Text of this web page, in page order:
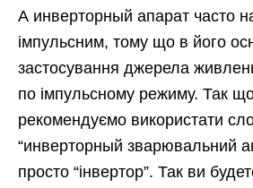
А инверторный апарат часто
імпульсним, тому що в його
застосування джерела
по імпульсному режиму. Так
рекомендуємо використати
“инверторный зварювальний
просто “інвертор”. Так ви